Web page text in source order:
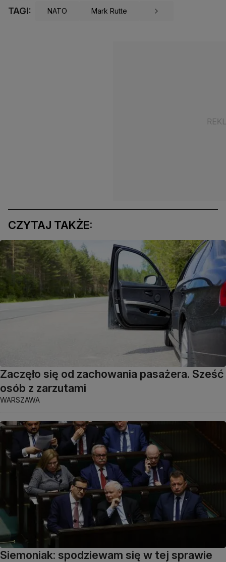
TAGI: NATO Mark Rutte
CZYTAJ TAKŻE:
Zaczęło się od zachowania pasażera. Sześć
osób z zarzutami
WARSZAWA
Siemoniak: spodziewam się w tej sprawie